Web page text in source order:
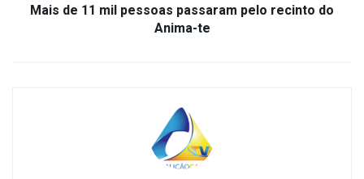
Mais de 11 mil pessoas passaram pelo recinto do
Anima-te